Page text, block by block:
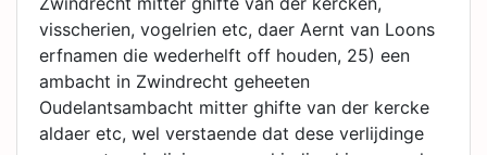
visscherien, vogelrien etc, daer Aernt van Loons
erfnamen die wederhelft off houden, 25) een
ambacht in Zwindrecht geheeten
Oudelantsambacht mitter ghifte van der kercke
aldaer etc, wel verstaende dat dese verlijdinge